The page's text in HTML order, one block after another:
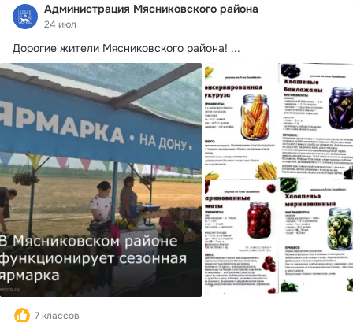
Администрация Мясниковского района
24 июл
Дорогие жители Мясниковского района! ...
7 классов